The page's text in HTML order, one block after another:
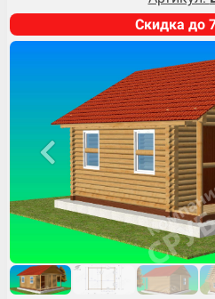
Скидка до